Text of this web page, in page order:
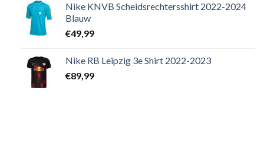
Nike KNVB Scheidsrechtersshirt 2022-2024
Blauw
€49,99
Nike RB Leipzig 3e Shirt 2022-2023
€89,99